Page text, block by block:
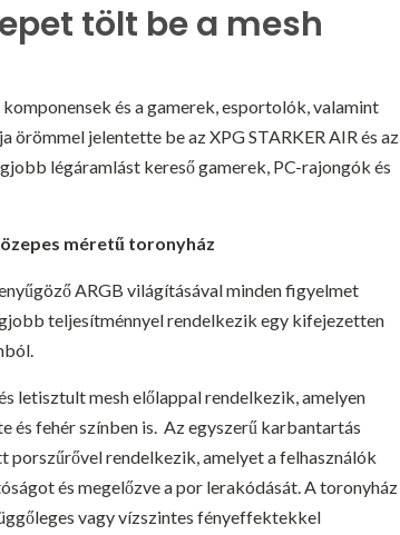
tölt be a mesh
és a gamerek, esportolók, valamint
jelentette be az XPG STARKER AIR és az
légáramlást kereső gamerek, PC-rajongók és
méretű toronyház
ARGB világításával minden figyelmet
teljesítménnyel rendelkezik egy kifejezetten
letisztult mesh előlappal rendelkezik, amelyen
és fehér színben is. Az egyszerű karbantartás
porszűrővel rendelkezik, amelyet a felhasználók
és megelőzve a por lerakódását. A toronyház
vagy vízszintes fényeffektekkel